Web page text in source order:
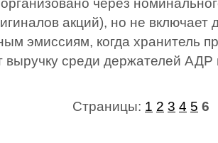
через
акций), но не включает
эмиссиям, когда хранитель
выручку среди держателей
Страницы: 1 2 3 4 5 6